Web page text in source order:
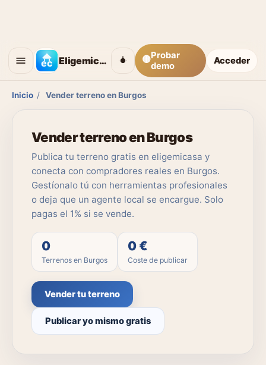
Eligemicasa 🟡Probar
demo
Acceder
Inicio / Vender terreno en Burgos
Vender terreno en Burgos
Publica tu terreno gratis en eligemicasa y
conecta con compradores reales en Burgos.
Gestíonalo tú con herramientas profesionales
o deja que un agente local se encargue. Solo
pagas el 1% si se vende.
0
Terrenos en Burgos
0 €
Coste de publicar
Vender tu terreno
Publicar yo mismo gratis